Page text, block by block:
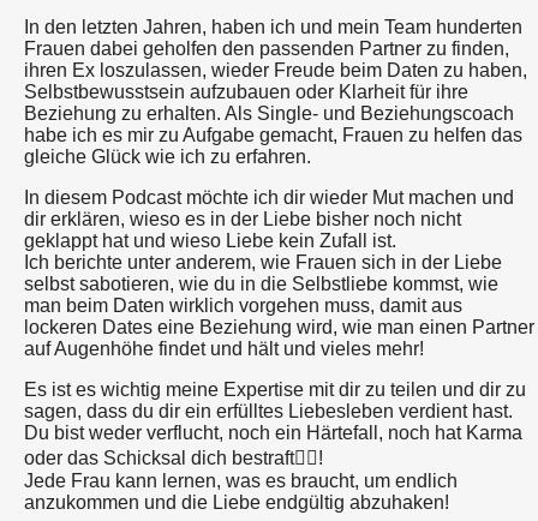
In den letzten Jahren, haben ich und mein Team hunderten
Frauen dabei geholfen den passenden Partner zu finden,
ihren Ex loszulassen, wieder Freude beim Daten zu haben,
Selbstbewusstsein aufzubauen oder Klarheit für ihre
Beziehung zu erhalten. Als Single- und Beziehungscoach
habe ich es mir zu Aufgabe gemacht, Frauen zu helfen das
gleiche Glück wie ich zu erfahren.
In diesem Podcast möchte ich dir wieder Mut machen und
dir erklären, wieso es in der Liebe bisher noch nicht
geklappt hat und wieso Liebe kein Zufall ist.
Ich berichte unter anderem, wie Frauen sich in der Liebe
selbst sabotieren, wie du in die Selbstliebe kommst, wie
man beim Daten wirklich vorgehen muss, damit aus
lockeren Dates eine Beziehung wird, wie man einen Partner
auf Augenhöhe findet und hält und vieles mehr!
Es ist es wichtig meine Expertise mit dir zu teilen und dir zu
sagen, dass du dir ein erfülltes Liebesleben verdient hast.
Du bist weder verflucht, noch ein Härtefall, noch hat Karma
oder das Schicksal dich bestraft☝🏼!
Jede Frau kann lernen, was es braucht, um endlich
anzukommen und die Liebe endgültig abzuhaken!